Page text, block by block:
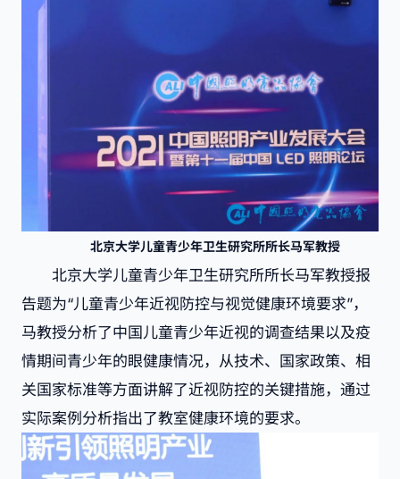
北京大学儿童青少年卫生研究所所长马军教授
北京大学儿童青少年卫生研究所所长马军教授报
告题为“儿童青少年近视防控与视觉健康环境要求”，
马教授分析了中国儿童青少年近视的调查结果以及疫
情期间青少年的眼健康情况，从技术、国家政策、相
关国家标准等方面讲解了近视防控的关键措施，通过
实际案例分析指出了教室健康环境的要求。